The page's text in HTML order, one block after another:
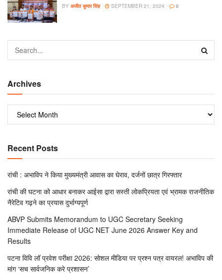
BY अजीत कुमार सिंह SEPTEMBER 21, 2024 0
Archives
Recent Posts
रांची : अभाविप ने किया मुख्यमंत्री आवास का घेराव, दर्जनों छात्र गिरफ्तार
रांची की घटना को आधार बनाकर आईसा द्वारा सस्ती लोकप्रियता एवं भ्रामक राजनीतिक
नैरेटिव गढ़ने का प्रयास दुर्भाग्यपूर्ण
ABVP Submits Memorandum to UGC Secretary Seeking
Immediate Release of UGC NET June 2026 Answer Key and
Results
पटना विवि लॉ प्रवेश परीक्षा 2026: सोशल मीडिया पर प्रश्न पत्र वायरल! अभाविप की
मांग ‘सच सार्वजनिक करे प्रशासन’